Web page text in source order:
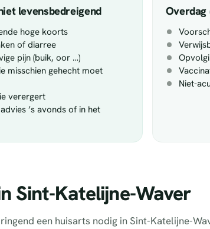
levensbedreigend
hoge koorts
of diarree
pijn (buik, oor …)
misschien gehecht moet
verergert
’s avonds of in het
Overdag
Niet-
Sint-Katelijne-Waver
een huisarts nodig in Sint-Katelijne-